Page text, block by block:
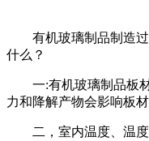
有机玻璃制品制造
什么？
一:有机玻璃制品板
力和降解产物会影响板材
二，室内温度、温